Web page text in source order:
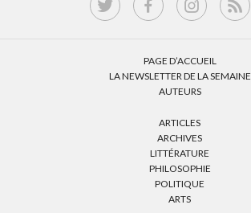
PAGE D’ACCUEIL
LA NEWSLETTER DE LA SEMAINE
AUTEURS
ARTICLES
ARCHIVES
LITTÉRATURE
PHILOSOPHIE
POLITIQUE
ARTS